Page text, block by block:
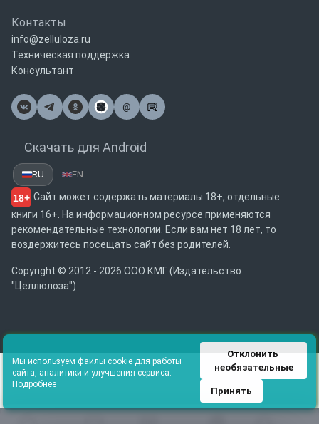
Контакты
info@zelluloza.ru
Техническая поддержка
Консультант
@
Почта
Скачать для Android
RU EN
18+ Сайт может содержать материалы 18+, отдельные
книги 16+. На информационном ресурсе применяются
рекомендательные технологии. Если вам нет 18 лет, то
воздержитесь посещать сайт без родителей.
Copyright © 2012 - 2026 ООО КМГ (Издательство
"Целлюлоза")
Мы используем файлы cookie для работы
сайта, аналитики и улучшения сервиса.
Подробнее
Отклонить
необязательные
Принять